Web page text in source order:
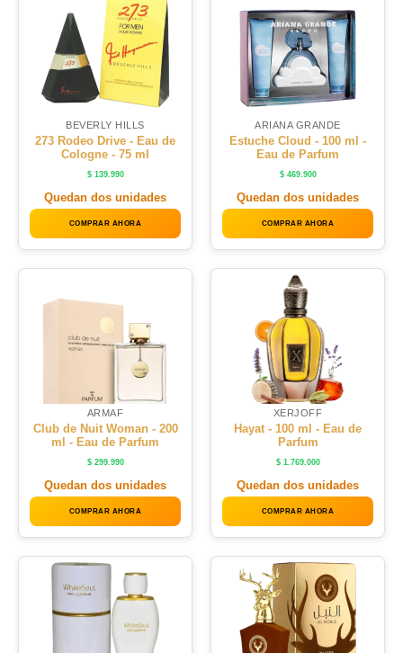
BEVERLY HILLS
273 Rodeo Drive - Eau de
Cologne - 75 ml
$139.990
Quedan dos unidades
COMPRAR AHORA
ARIANA GRANDE
Estuche Cloud - 100 ml -
Eau de Parfum
$469.900
Quedan dos unidades
COMPRAR AHORA
ARMAF
Club de Nuit Woman - 200
ml - Eau de Parfum
$299.990
Quedan dos unidades
COMPRAR AHORA
XERJOFF
Hayat - 100 ml - Eau de
Parfum
$1.769.000
Quedan dos unidades
COMPRAR AHORA